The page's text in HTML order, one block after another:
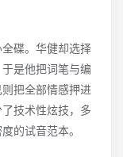
碟。华健却选择
是他把词笔与编
把全部情感押进
技术性炫技，多
的试音范本。